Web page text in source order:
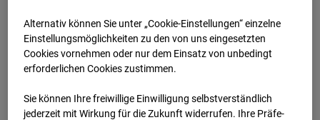
Stuttgart
Zur Übersicht
Europe/Berlin
Alternativ können Sie unter „Cookie-Einstellungen“ einzelne
Einstellungsmöglichkeiten zu den von uns eingesetzten
Cookies vornehmen oder nur dem Einsatz von unbedingt
erforderlichen Cookies zustimmen.
Sie können Ihre freiwillige Einwilligung selbstverständlich
jederzeit mit Wirkung für die Zukunft widerrufen. Ihre Prä­fe­